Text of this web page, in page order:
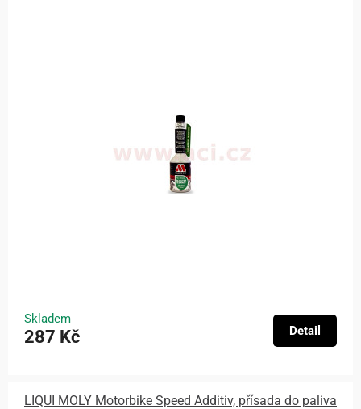
Skladem
287 Kč Detail
LIQUI MOLY Motorbike Speed Additiv, přísada do paliva